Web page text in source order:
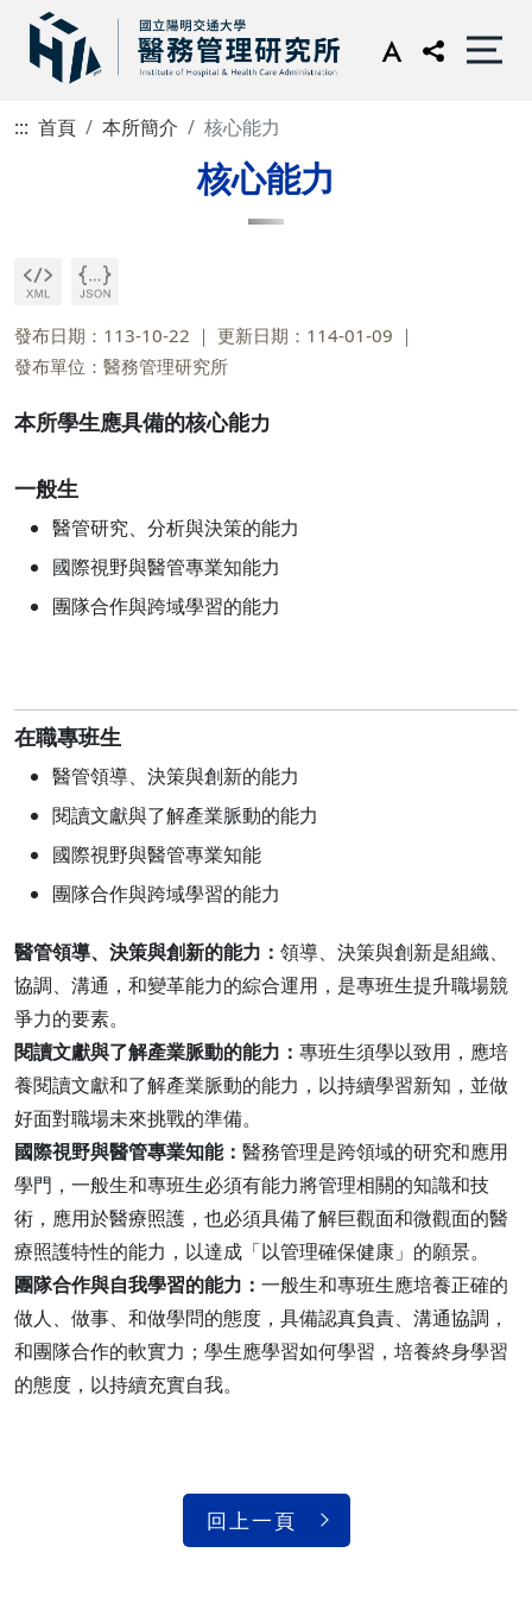
::: 首頁 本所簡介 核心能力
核心能力
發布日期：113-10-22
更新日期：114-01-09
發布單位：醫務管理研究所
本所學生應具備的核心能力
一般生
醫管研究、分析與決策的能力
國際視野與醫管專業知能力
團隊合作與跨域學習的能力
在職專班生
醫管領導、決策與創新的能力
閱讀文獻與了解產業脈動的能力
國際視野與醫管專業知能
團隊合作與跨域學習的能力
醫管領導、決策與創新的能力： 領導、決策與創新是組織、
協調、溝通，和變革能力的綜合運用，是專班生提升職場競
爭力的要素。
閱讀文獻與了解產業脈動的能力： 專班生須學以致用，應培
養閱讀文獻和了解產業脈動的能力，以持續學習新知，並做
好面對職場未來挑戰的準備。
國際視野與醫管專業知能： 醫務管理是跨領域的研究和應用
學門，一般生和專班生必須有能力將管理相關的知識和技
術，應用於醫療照護，也必須具備了解巨觀面和微觀面的醫
療照護特性的能力，以達成「以管理確保健康」的願景。
團隊合作與自我學習的能力： 一般生和專班生應培養正確的
做人、做事、和做學問的態度，具備認真負責、溝通協調，
和團隊合作的軟實力；學生應學習如何學習，培養終身學習
的態度，以持續充實自我。
回上一頁